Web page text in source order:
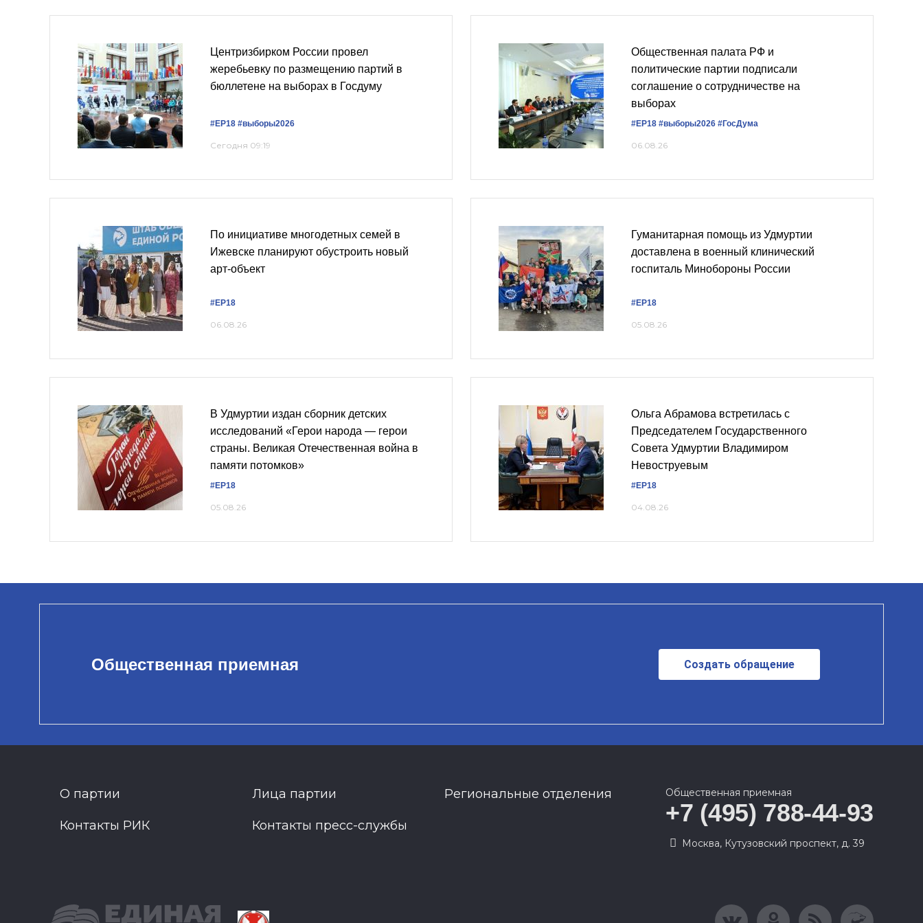
Центризбирком России провел
жеребьевку по размещению партий в
бюллетене на выборах в Госдуму
#ЕР18 #выборы2026
Сегодня 09:19
Общественная палата РФ и
политические партии подписали
соглашение о сотрудничестве на
выборах
#ЕР18 #выборы2026 #ГосДума
06.08.26
По инициативе многодетных семей в
Ижевске планируют обустроить новый
арт-объект
#ЕР18
06.08.26
Гуманитарная помощь из Удмуртии
доставлена в военный клинический
госпиталь Минобороны России
#ЕР18
05.08.26
В Удмуртии издан сборник детских
исследований «Герои народа — герои
страны. Великая Отечественная война в
памяти потомков»
#ЕР18
05.08.26
Ольга Абрамова встретилась с
Председателем Государственного
Совета Удмуртии Владимиром
Невоструевым
#ЕР18
04.08.26
Общественная приемная Создать обращение
О партии Лица партии Региональные отделения
Контакты РИК Контакты пресс-службы
Общественная приемная
+7 (495) 788-44-93
Москва, Кутузовский проспект, д. 39